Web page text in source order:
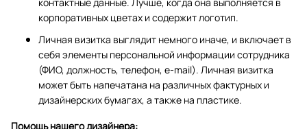
корпоративных цветах и содержит логотип.
Личная визитка выглядит немного иначе, и включает в
себя элементы персональной информации сотрудника
(ФИО, должность, телефон, e-mail). Личная визитка
может быть напечатана на различных фактурных и
дизайнерских бумагах, а также на пластике.
Помощь нашего дизайнера: